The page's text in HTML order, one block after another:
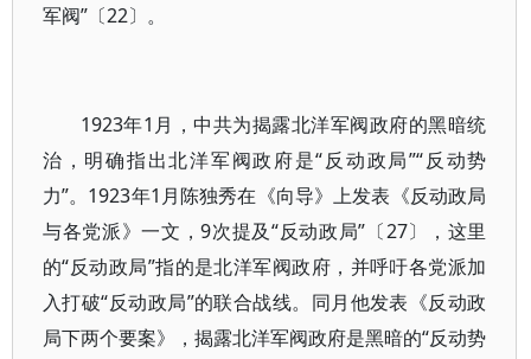
军阀”〔22〕。
1923年1月，中共为揭露北洋军阀政府的黑暗统
治，明确指出北洋军阀政府是“反动政局”“反动势
力”。1923年1月陈独秀在《向导》上发表《反动政局
与各党派》一文，9次提及“反动政局”〔27〕，这里
的“反动政局”指的是北洋军阀政府，并呼吁各党派加
入打破“反动政局”的联合战线。同月他发表《反动政
局下两个要案》，揭露北洋军阀政府是黑暗的“反动势